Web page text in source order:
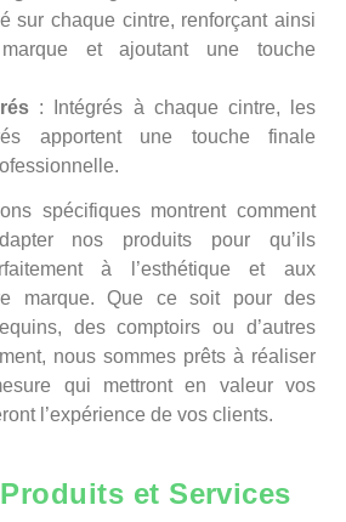
sur chaque cintre, renforçant ainsi
et ajoutant une touche
: Intégrés à chaque cintre, les
apportent une touche finale
spécifiques montrent comment
nos produits pour qu’ils
à l’esthétique et aux
marque. Que ce soit pour des
des comptoirs ou d’autres
nous sommes prêts à réaliser
qui mettront en valeur vos
l’expérience de vos clients.
et Services